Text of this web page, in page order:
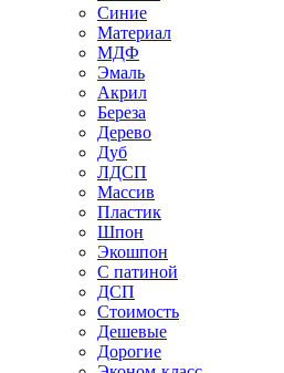
Синие
Материал
МДФ
Эмаль
Акрил
Береза
Дерево
Дуб
ЛДСП
Массив
Пластик
Шпон
Экошпон
С патиной
ДСП
Стоимость
Дешевые
Дорогие